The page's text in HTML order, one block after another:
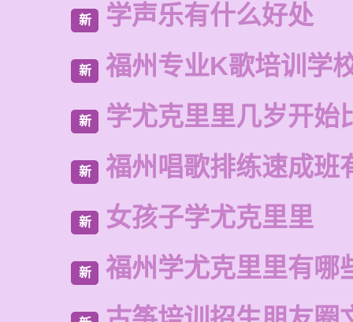
新 学声乐有什么好处
新 福州专业K歌培训学
新 学尤克里里几岁开始
新 福州唱歌排练速成班
新 女孩子学尤克里里
新 福州学尤克里里有哪